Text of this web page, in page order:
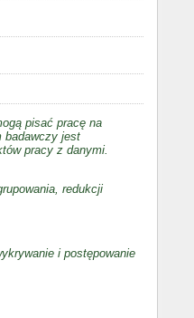
pisać pracę na
badawczy jest
pracy z danymi.
redukcji
i postępowanie